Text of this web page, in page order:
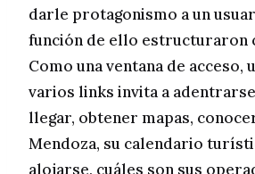
darle protagonismo a un
función de ello estructuraron
Como una ventana de acceso,
varios links invita a
llegar, obtener mapas,
Mendoza, su calendario
alojarse, cuáles son sus